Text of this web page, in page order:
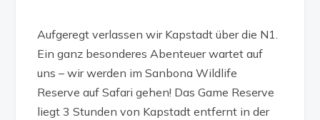
Aufgeregt verlassen wir Kapstadt über die N1.
Ein ganz besonderes Abenteuer wartet auf
uns – wir werden im Sanbona Wildlife
Reserve auf Safari gehen! Das Game Reserve
liegt 3 Stunden von Kapstadt entfernt in der